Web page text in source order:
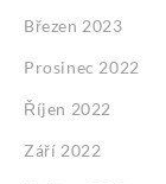
Březen 2023
Prosinec 2022
Říjen 2022
Září 2022